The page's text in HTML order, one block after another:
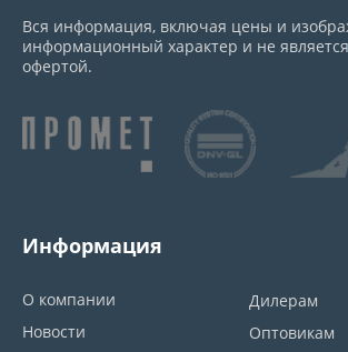
Вся информация, включая цены и
информационный характер и не
офертой.
Информация
О компании
Новости
Дилерам
Оптовикам